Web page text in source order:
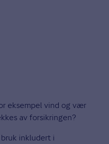
eksempel vind og vær
av forsikringen?
inkludert i